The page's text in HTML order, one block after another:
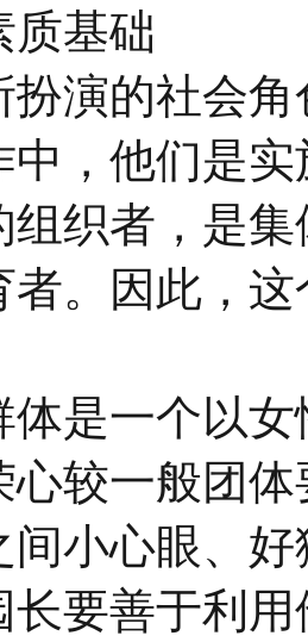
质基础
扮演的社会
中，他们是实
组织者，是
者。因此，
体是一个以
心较一般团体
间小心眼、
长要善于利